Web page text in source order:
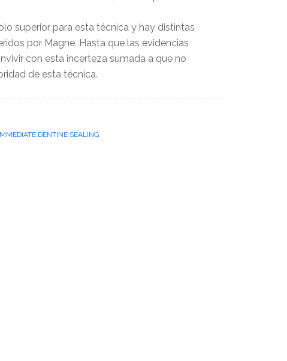
superior para esta técnica y hay distintas
por Magne. Hasta que las evidencias
con esta incerteza sumada a que no
de esta técnica.
DENTINE SEALING